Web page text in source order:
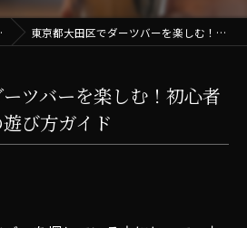
東京都大田区でダーツバーを楽しむ！初心者から上級者までの遊び方ガイド
ツバーを楽しむ！初心者
び方ガイド